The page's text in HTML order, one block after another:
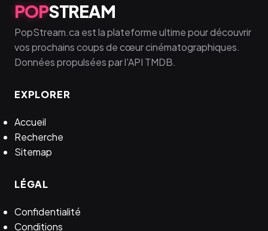
POPSTREAM
PopStream.ca est la plateforme ultime pour découvrir
vos prochains coups de cœur cinématographiques.
Données propulsées par l'API TMDB.
EXPLORER
Accueil
Recherche
Sitemap
LÉGAL
Confidentialité
Conditions